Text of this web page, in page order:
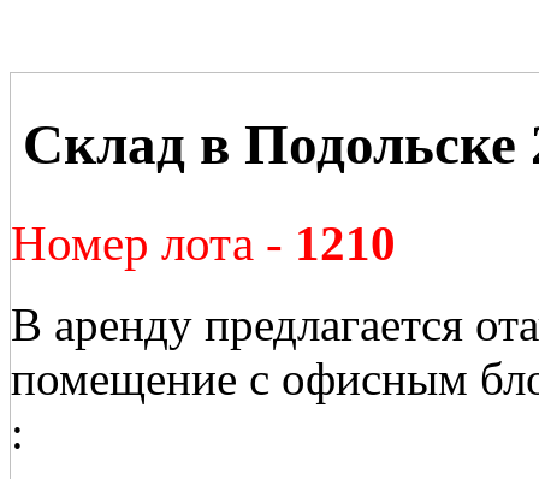
Склад в Подольске
Номер лота - 1210
В аренду предлагается
помещение с офисным
: